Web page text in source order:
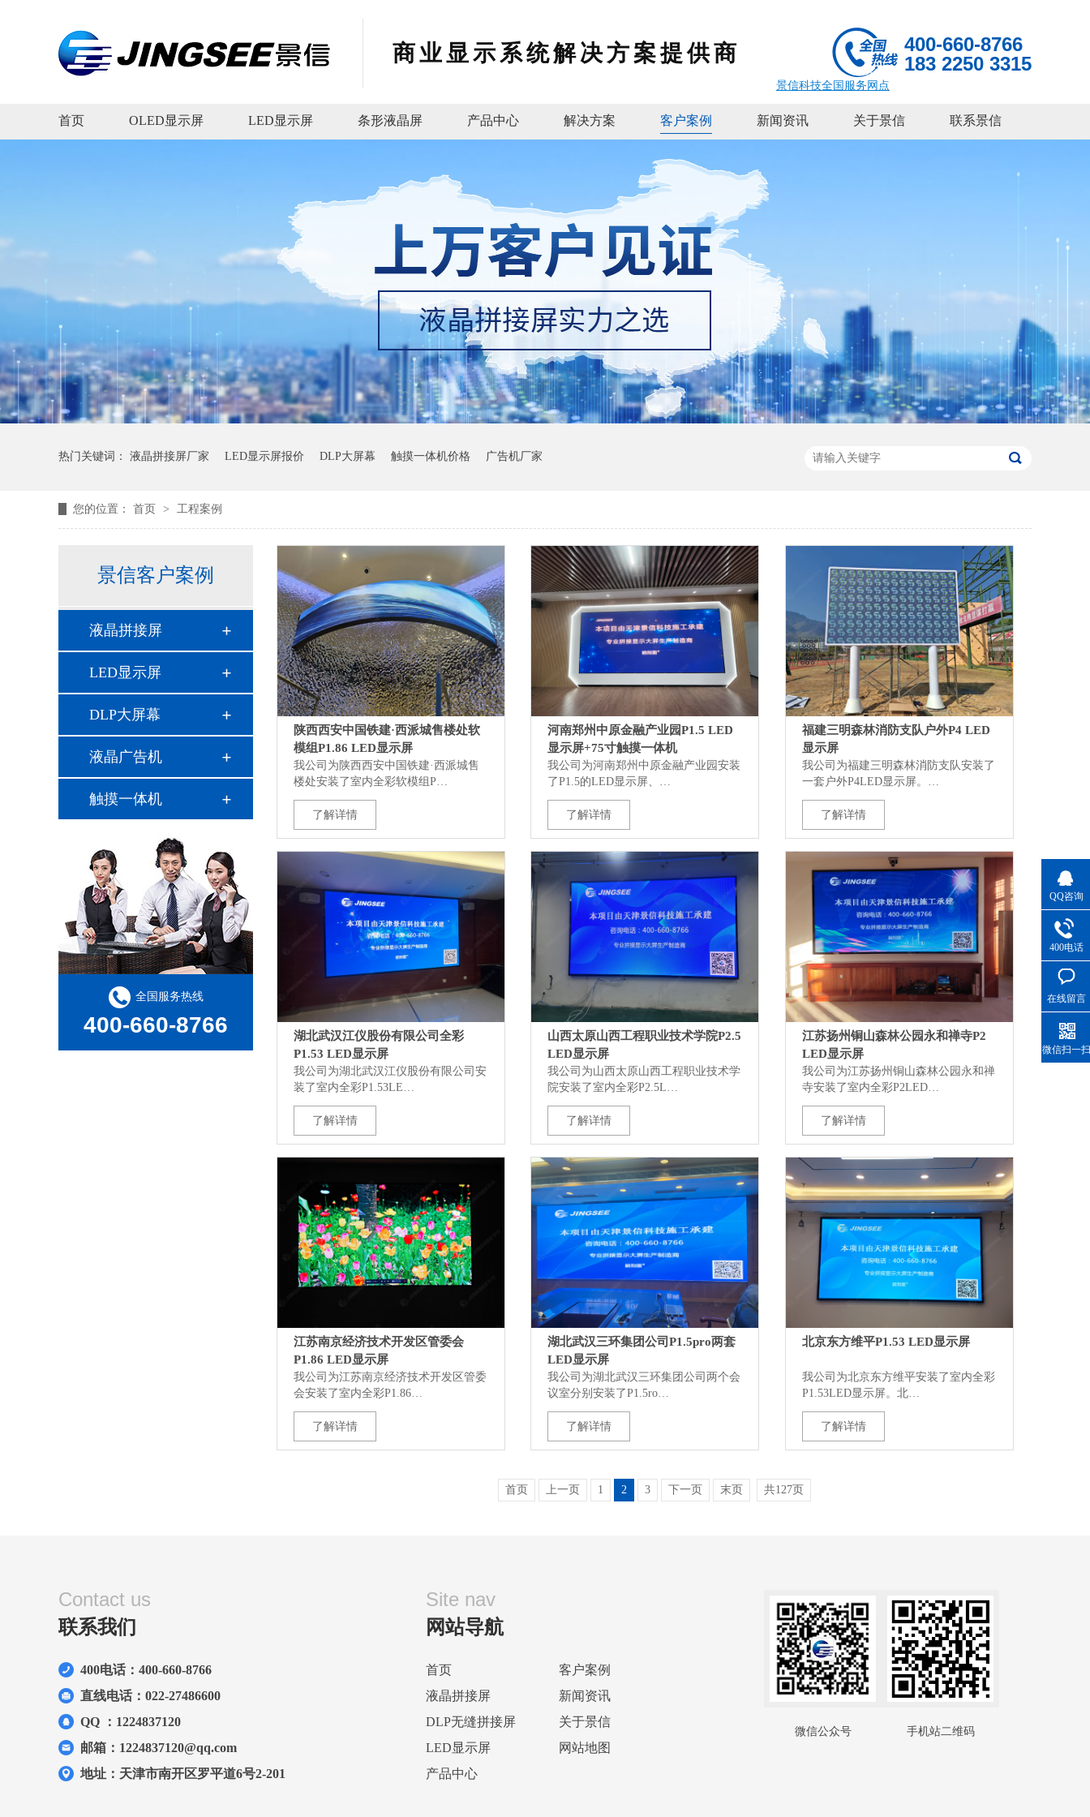
商业显示系统解决方案提供商
400-660-8766
183 2250 3315
景信科技全国服务网点
首页 OLED显示屏 LED显示屏 条形液晶屏 产品中心 解决方案 客户案例 新闻资讯 关于景信 联系景信
热门关键词： 液晶拼接屏厂家 LED显示屏报价 DLP大屏幕 触摸一体机价格 广告机厂家
您的位置： 首页 > 工程案例
景信客户案例
液晶拼接屏
LED显示屏
DLP大屏幕
液晶广告机
触摸一体机
全国服务热线
400-660-8766
陕西西安中国铁建·西派城售楼处软
模组P1.86 LED显示屏
我公司为陕西西安中国铁建·西派城售
楼处安装了室内全彩软模组P…
了解详情
河南郑州中原金融产业园P1.5 LED
显示屏+75寸触摸一体机
我公司为河南郑州中原金融产业园安装
了P1.5的LED显示屏、…
了解详情
福建三明森林消防支队户外P4 LED
显示屏
我公司为福建三明森林消防支队安装了
一套户外P4LED显示屏。…
了解详情
湖北武汉江仪股份有限公司全彩
P1.53 LED显示屏
我公司为湖北武汉江仪股份有限公司安
装了室内全彩P1.53LE…
了解详情
山西太原山西工程职业技术学院P2.5
LED显示屏
我公司为山西太原山西工程职业技术学
院安装了室内全彩P2.5L…
了解详情
江苏扬州铜山森林公园永和禅寺P2
LED显示屏
我公司为江苏扬州铜山森林公园永和禅
寺安装了室内全彩P2LED…
了解详情
江苏南京经济技术开发区管委会
P1.86 LED显示屏
我公司为江苏南京经济技术开发区管委
会安装了室内全彩P1.86…
了解详情
湖北武汉三环集团公司P1.5pro两套
LED显示屏
我公司为湖北武汉三环集团公司两个会
议室分别安装了P1.5ro…
了解详情
北京东方维平P1.53 LED显示屏
我公司为北京东方维平安装了室内全彩
P1.53LED显示屏。北…
了解详情
首页 上一页 1 2 3 下一页 末页 共127页
Contact us
联系我们
400电话：400-660-8766
直线电话：022-27486600
QQ ：1224837120
邮箱：1224837120@qq.com
地址：天津市南开区罗平道6号2-201
Site nav
网站导航
首页
客户案例
液晶拼接屏
新闻资讯
DLP无缝拼接屏
关于景信
LED显示屏
网站地图
产品中心
微信公众号 手机站二维码
QQ咨询
400电话
在线留言
微信扫一扫